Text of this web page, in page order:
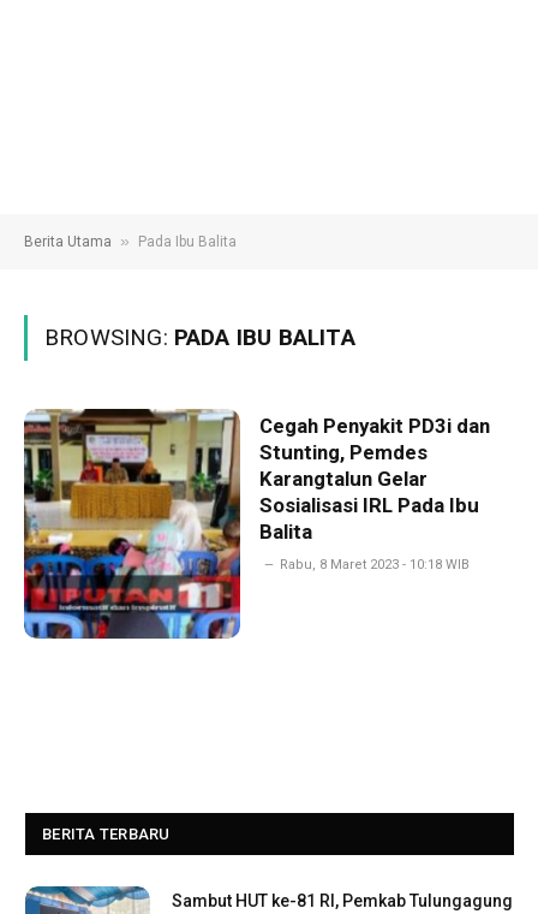
Berita Utama » Pada Ibu Balita
BROWSING: PADA IBU BALITA
Cegah Penyakit PD3i dan
Stunting, Pemdes
Karangtalun Gelar
Sosialisasi IRL Pada Ibu
Balita
Rabu, 8 Maret 2023 - 10:18 WIB
BERITA TERBARU
Sambut HUT ke-81 RI, Pemkab Tulungagung